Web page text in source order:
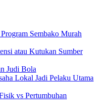
Sembako Murah
atau Kutukan Sumber
Judi Bola
Lokal Jadi Pelaku Utama
vs Pertumbuhan